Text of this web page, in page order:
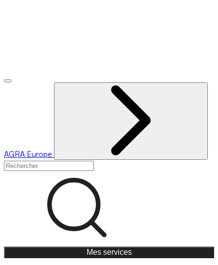
AGRA Europe
Mes services